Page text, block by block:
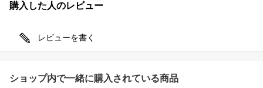
購入した人のレビュー
レビューを書く
ショップ内で一緒に購入されている商品